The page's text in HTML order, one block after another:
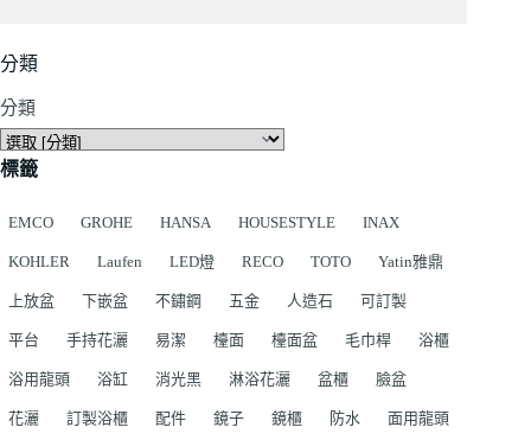
分類
分類
標籤
EMCO GROHE HANSA HOUSESTYLE INAX
KOHLER Laufen LED燈 RECO TOTO Yatin雅鼎
上放盆 下嵌盆 不鏽鋼 五金 人造石 可訂製
平台 手持花灑 易潔 檯面 檯面盆 毛巾桿 浴櫃
浴用龍頭 浴缸 消光黑 淋浴花灑 盆櫃 臉盆
花灑 訂製浴櫃 配件 鏡子 鏡櫃 防水 面用龍頭